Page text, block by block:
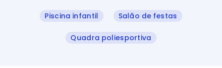
Piscina infantil Salão de festas
Quadra poliesportiva